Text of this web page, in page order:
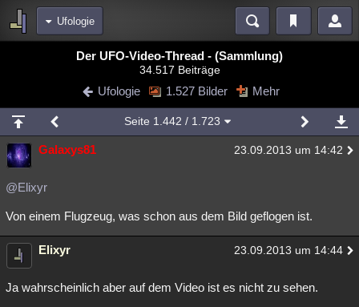
Ufologie
Diskussionen Blogs Videos
Chat Wiki Neuigkeiten
meine Rubriken
Menschen Wissenschaft Mystery Kriminalfälle
Spiritualität
Natur Umfragen Unterhaltung
weitere Rubriken
Philosophie
Der UFO-Video-Thread - (Sammlung)
34.517 Beiträge
Ufologie 1.527 Bilder Mehr
Seite 1.442 / 1.723
Galaxys81 23.09.2013 um 14:42
@Elixyr
Von einem Flugzeug, was schon aus dem Bild geflogen ist.
Elixyr 23.09.2013 um 14:44
Ja wahrscheinlich aber auf dem Video ist es nicht zu sehen.